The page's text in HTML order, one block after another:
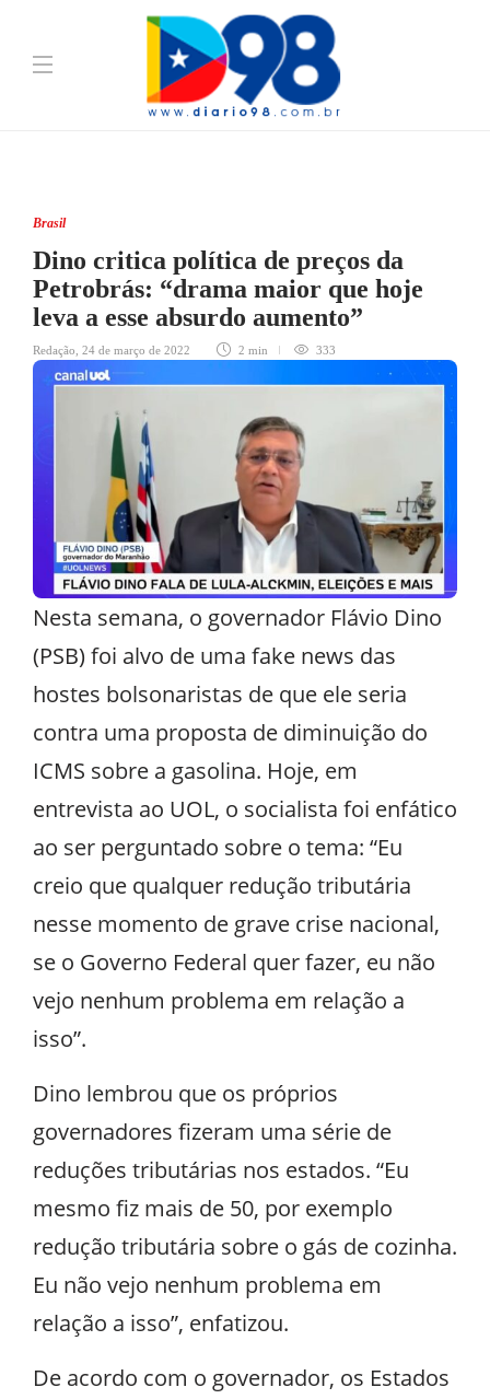
Brasil
Dino critica política de preços da
Petrobrás: “drama maior que hoje
leva a esse absurdo aumento”
Redação 24 de março de 2022 2 min 333
Nesta semana, o governador Flávio Dino
(PSB) foi alvo de uma fake news das
hostes bolsonaristas de que ele seria
contra uma proposta de diminuição do
ICMS sobre a gasolina. Hoje, em
entrevista ao UOL, o socialista foi enfático
ao ser perguntado sobre o tema: “Eu
creio que qualquer redução tributária
nesse momento de grave crise nacional,
se o Governo Federal quer fazer, eu não
vejo nenhum problema em relação a
isso”.
Dino lembrou que os próprios
governadores fizeram uma série de
reduções tributárias nos estados. “Eu
mesmo fiz mais de 50, por exemplo
redução tributária sobre o gás de cozinha.
Eu não vejo nenhum problema em
relação a isso”, enfatizou.
De acordo com o governador, os Estados